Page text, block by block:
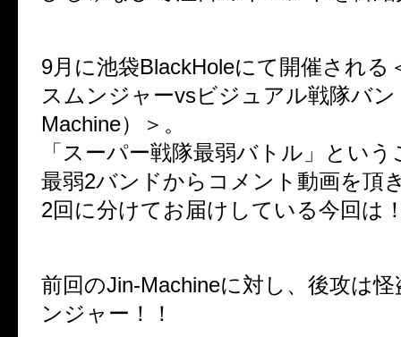
9月に池袋BlackHoleにて開催される
スムンジャーvsビジュアル戦隊バ
Machine）＞。
「スーパー戦隊最弱バトル」とい
最弱2バンドからコメント動画を頂
2回に分けてお届けしている今回は
前回のJin-Machineに対し、後攻は
ンジャー！！